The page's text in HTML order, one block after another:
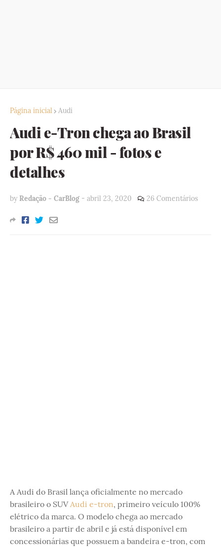
Página inicial Audi
Audi e-Tron chega ao Brasil
por R$ 460 mil - fotos e
detalhes
by Redação - CarBlog - abril 23, 2020 26 Comentários
A Audi do Brasil lança oficialmente no mercado
brasileiro o SUVAudi e-tron, primeiro veículo 100%
elétrico da marca. O modelo chega ao mercado
brasileiro a partir de abril e já está disponível em
concessionárias que possuem a bandeira e-tron, com